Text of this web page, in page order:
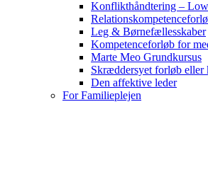
Konflikthåndtering –
Leg & Børnefællesskaber
Kompetenceforløb for
Marte Meo Grundkursus
Skræddersyet forløb eller
Den affektive leder
For Familieplejen